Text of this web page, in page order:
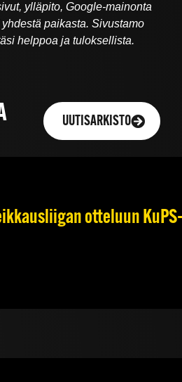
ylläpito, Google-mainonta
paikasta. Sivustamo
helppoa ja tuloksellista.
UUTISARKISTO
otteluun